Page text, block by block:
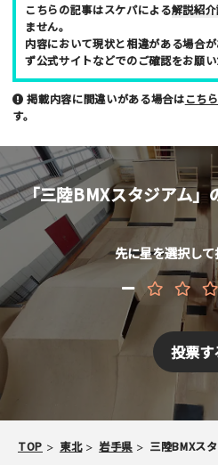
10代
20代 30
お名前 （非公開/任意）
当サイトへメッセージなどござい
スパム防止のため「スケパ」と入
ご注意事項
こちらの記事はスケパによる解説紹
ません。
内容において現状と相違がある場合
ず公式サイトなどでのご確認をお願い
掲載内容に間違いがある場合はこちら
す。
「三陸BMXスタジアム」
先に星を選択し
TOP 東北 岩手県 三陸BMXス